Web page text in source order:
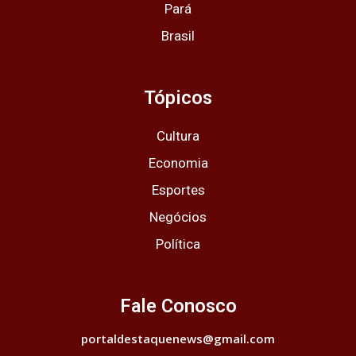
Pará
Brasil
Tópicos
Cultura
Economia
Esportes
Negócios
Política
Fale Conosco
portaldestaquenews@gmail.com